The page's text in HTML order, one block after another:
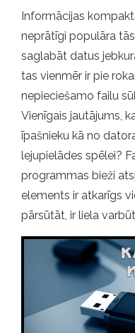
Informācijas
neprātīgi populāra
saglabāt datus
tas vienmēr ir pie
nepieciešamo failu
Vienīgais jautājums,
īpašnieku kā no
lejupielādes spēlei?
programmas bieži
elements ir atkarīgs
pārsūtāt, ir liela